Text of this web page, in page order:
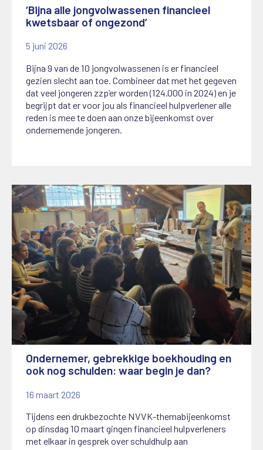
‘Bijna alle jongvolwassenen financieel
kwetsbaar of ongezond’
5 juni 2026
Bijna 9 van de 10 jongvolwassenen is er financieel
gezien slecht aan toe. Combineer dat met het gegeven
dat veel jongeren zzp’er worden (124.000 in 2024) en je
begrijpt dat er voor jou als financieel hulpverlener alle
reden is mee te doen aan onze bijeenkomst over
ondernemende jongeren.
Ondernemer, gebrekkige boekhouding en
ook nog schulden: waar begin je dan?
16 maart 2026
Tijdens een drukbezochte NVVK-themabijeenkomst
op dinsdag 10 maart gingen financieel hulpverleners
met elkaar in gesprek over schuldhulp aan